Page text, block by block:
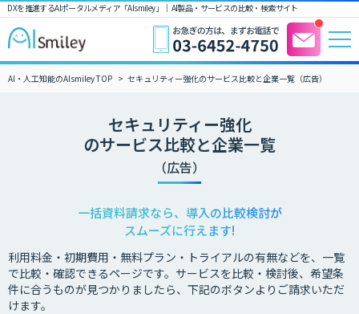
DXを推進するAIポータルメディア「AIsmiley」｜ AI製品・サービスの比較・検索サイト
AI・人工知能のAIsmiley TOP セキュリティー強化のサービス比較と企業一覧（広告）
セキュリティー強化
のサービス比較と企業一覧
（広告）
一括資料請求なら、導入の比較検討が
スムーズに行えます!
利用料金・初期費用・無料プラン・トライアルの有無などを、一覧
で比較・確認できるページです。サービスを比較・検討後、希望条
件に合うものが見つかりましたら、下記のボタンよりご請求いただ
けます。